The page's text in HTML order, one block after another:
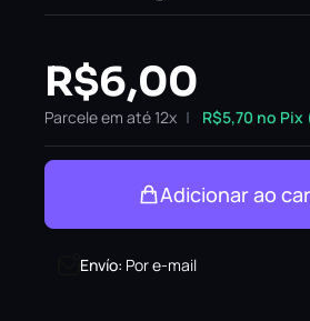
R$6,00
Parcele em até 12x R$5,70 no Pix
Adicionar ao
Envío: Por e-mail